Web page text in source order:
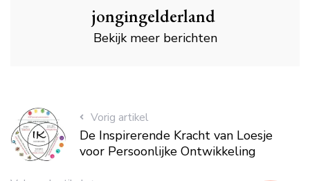
jongingelderland
Bekijk meer berichten
Vorig artikel
De Inspirerende Kracht van Loesje
voor Persoonlijke Ontwikkeling